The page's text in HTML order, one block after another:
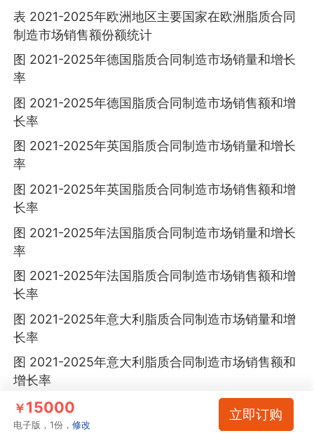
表 2021-2025年欧洲地区主要国家在欧洲脂质合同
制造市场销售额份额统计
图 2021-2025年德国脂质合同制造市场销量和增长
率
图 2021-2025年德国脂质合同制造市场销售额和增
长率
图 2021-2025年英国脂质合同制造市场销量和增长
率
图 2021-2025年英国脂质合同制造市场销售额和增
长率
图 2021-2025年法国脂质合同制造市场销量和增长
率
图 2021-2025年法国脂质合同制造市场销售额和增
长率
图 2021-2025年意大利脂质合同制造市场销量和增
长率
图 2021-2025年意大利脂质合同制造市场销售额和
增长率
图 2021-2025年北欧脂质合同制造市场销量和增长
率
￥15000
电子版，1份，修改
立即订购